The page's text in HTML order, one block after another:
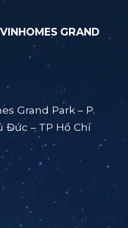
GRAND
Grand Park – P.
Đức – TP Hồ Chí